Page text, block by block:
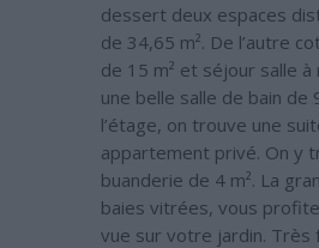
dessert deux espaces
de 34,65 m². De l’autre
de 15 m² et séjour salle
une belle salle de bain de
l’étage, on trouve une
appartement privé. On y
buanderie de 4 m². La
baies vitrées, vous
vue sur votre jardin. Très